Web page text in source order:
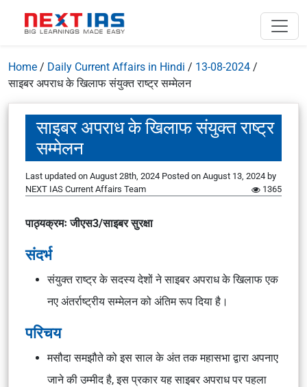
Home / Daily Current Affairs in Hindi / 13-08-2024 /
साइबर अपराध के खिलाफ संयुक्त राष्ट्र सम्मेलन
साइबर अपराध के खिलाफ संयुक्त राष्ट्र
सम्मेलन
Last updated on August 28th, 2024 Posted on August 13, 2024 by
NEXT IAS Current Affairs Team
1365
पाठ्यक्रमः जीएस3/साइबर सुरक्षा
संदर्भ
संयुक्त राष्ट्र के सदस्य देशों ने साइबर अपराध के खिलाफ एक
नए अंतर्राष्ट्रीय सम्मेलन को अंतिम रूप दिया है।
परिचय
मसौदा समझौते को इस साल के अंत तक महासभा द्वारा अपनाए
जाने की उम्मीद है, इस प्रकार यह साइबर अपराध पर पहला